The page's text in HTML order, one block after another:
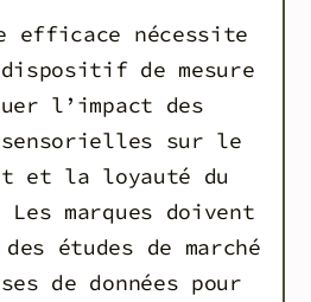
efficace nécessite
dispositif de mesure
l’impact des
sur le
et la loyauté du
Les marques doivent
études de marché
de données pour